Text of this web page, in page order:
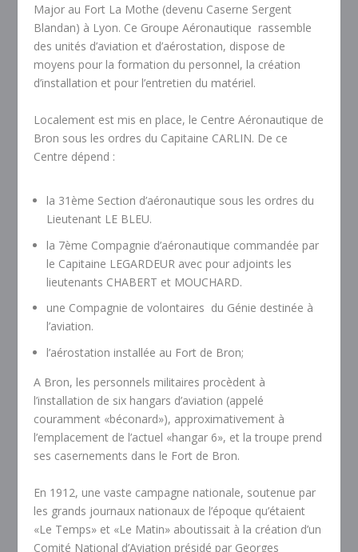
Major au Fort La Mothe (devenu Caserne Sergent
Blandan) à Lyon. Ce Groupe Aéronautique rassemble
des unités d’aviation et d’aérostation, dispose de
moyens pour la formation du personnel, la création
d’installation et pour l’entretien du matériel.
Localement est mis en place, le Centre Aéronautique de
Bron sous les ordres du Capitaine CARLIN. De ce
Centre dépend :
la 31ème Section d’aéronautique sous les ordres du
Lieutenant LE BLEU.
la 7ème Compagnie d’aéronautique commandée par
le Capitaine LEGARDEUR avec pour adjoints les
lieutenants CHABERT et MOUCHARD.
une Compagnie de volontaires du Génie destinée à
l’aviation.
l’aérostation installée au Fort de Bron;
A Bron, les personnels militaires procèdent à
l’installation de six hangars d’aviation (appelé
couramment «béconard»), approximativement à
l’emplacement de l’actuel «hangar 6», et la troupe prend
ses casernements dans le Fort de Bron.
En 1912, une vaste campagne nationale, soutenue par
les grands journaux nationaux de l’époque qu’étaient
«Le Temps» et «Le Matin» aboutissait à la création d’un
Comité National d’Aviation présidé par Georges